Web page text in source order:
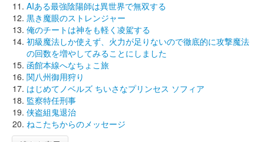
AIある最強陰陽師は異世界で無双する
黒き魔眼のストレンジャー
俺のチートは神をも軽く凌駕する
初級魔法しか使えず、火力が足りないので徹底的に攻撃魔法
の回数を増やしてみることにしました
函館本線へなちょこ旅
関八州御用狩り
はじめてノベルズ ちいさなプリンセス ソフィア
監察特任刑事
侠盗組鬼退治
ねこたちからのメッセージ